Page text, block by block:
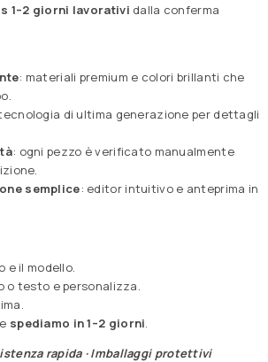
1–2 giorni lavorativi dalla conferma
: materiali premium e colori brillanti che
di ultima generazione per dettagli
: ogni pezzo è verificato manualmente
semplice: editor intuitivo e anteprima in
e il modello.
o testo e personalizza.
spediamo in 1–2 giorni.
rapida · Imballaggi protettivi